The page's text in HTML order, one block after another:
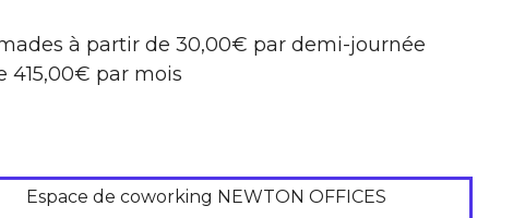
à partir de 30,00€ par demi-journée
415,00€ par mois
Espace de coworking NEWTON OFFICES